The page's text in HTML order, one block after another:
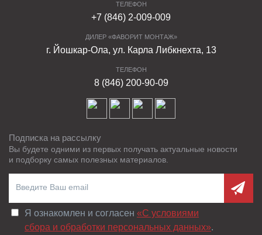
ТЕЛЕФОН
+7 (846) 2-009-009
ДИЛЕР «ФАВОРИТ МОНТАЖ»
г. Йошкар-Ола, ул. Карла Либкнехта, 13
ТЕЛЕФОН
8 (846) 200-90-09
Подписка на рассылку
Вы будете одними из первых получать актуальные новости
и подборку самых полезных материалов.
Я ознакомлен и согласен «C условиями
сбора и обработки персональных данных».